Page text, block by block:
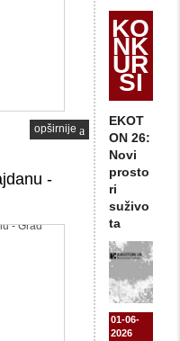
opširnije
-
KO
NK
UR
SI
EKOT
ON 26:
Novi
prosto
ri
suživo
ta
01-06-
2026